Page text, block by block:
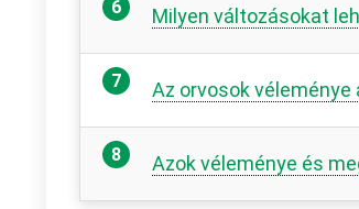
Milyen változásokat
Az orvosok véleménye
Azok véleménye és